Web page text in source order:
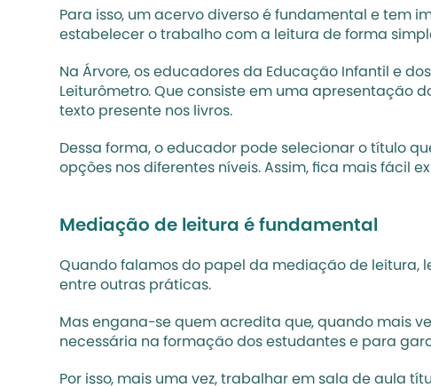
Para isso, um acervo diverso é fundamental e tem
estabelecer o trabalho com a leitura de forma
Na Árvore, os educadores da Educação Infantil e
Leiturômetro. Que consiste em uma apresentação
texto presente nos livros.
Dessa forma, o educador pode selecionar o título
opções nos diferentes níveis. Assim, fica mais fácil
Mediação de leitura é fundamental
Quando falamos do papel da mediação de leitura,
entre outras práticas.
Mas engana-se quem acredita que, quando mais
necessária na formação dos estudantes e para
Por isso, mais uma vez, trabalhar em sala de aula